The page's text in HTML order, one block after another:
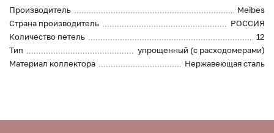
Производитель
Meibes
Страна производитель
РОССИЯ
Количество петель
12
Тип
упрощенный (с расходомерами)
Материал коллектора
Нержавеющая сталь